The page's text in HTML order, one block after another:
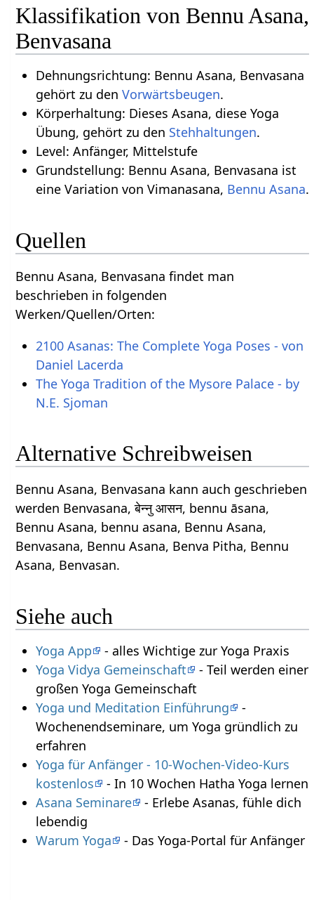
Klassifikation von Bennu Asana,
Benvasana
Dehnungsrichtung: Bennu Asana, Benvasana
gehört zu den Vorwärtsbeugen.
Körperhaltung: Dieses Asana, diese Yoga
Übung, gehört zu den Stehhaltungen.
Level: Anfänger, Mittelstufe
Grundstellung: Bennu Asana, Benvasana ist
eine Variation von Vimanasana, Bennu Asana.
Quellen
Bennu Asana, Benvasana findet man
beschrieben in folgenden
Werken/Quellen/Orten:
2100 Asanas: The Complete Yoga Poses - von
Daniel Lacerda
The Yoga Tradition of the Mysore Palace - by
N.E. Sjoman
Alternative Schreibweisen
Bennu Asana, Benvasana kann auch geschrieben
werden Benvasana, बेन्नु आसन, bennu āsana,
Bennu Asana, bennu asana, Bennu Asana,
Benvasana, Bennu Asana, Benva Pitha, Bennu
Asana, Benvasan.
Siehe auch
Yoga App
- alles Wichtige zur Yoga Praxis
Yoga Vidya Gemeinschaft
- Teil werden einer
großen Yoga Gemeinschaft
Yoga und Meditation Einführung
-
Wochenendseminare, um Yoga gründlich zu
erfahren
Yoga für Anfänger - 10-Wochen-Video-Kurs
kostenlos
- In 10 Wochen Hatha Yoga lernen
Asana Seminare
- Erlebe Asanas, fühle dich
lebendig
Warum Yoga
- Das Yoga-Portal für Anfänger